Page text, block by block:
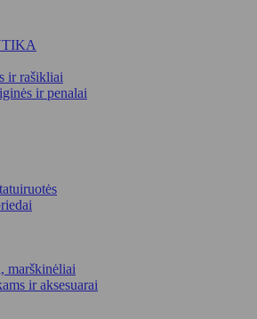
ir rašikliai
ir penalai
marškinėliai
ir aksesuarai